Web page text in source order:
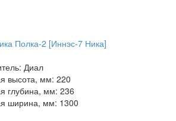
Полка-2 [Иннэс-7 Ника]
Диал
высота, мм: 220
глубина, мм: 236
ширина, мм: 1300